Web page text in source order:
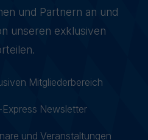
und Partnern an und
unseren exklusiven
Mitgliederbereich
Newsletter
und Veranstaltungen